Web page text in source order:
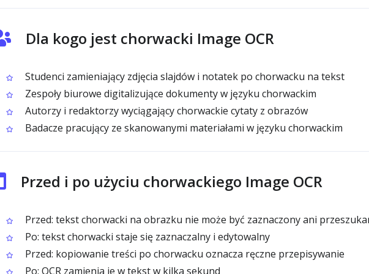
Dla kogo jest chorwacki Image OCR
Studenci zamieniający zdjęcia slajdów i notatek po chorwacku na tekst
Zespoły biurowe digitalizujące dokumenty w języku chorwackim
Autorzy i redaktorzy wyciągający chorwackie cytaty z obrazów
Badacze pracujący ze skanowanymi materiałami w języku chorwackim
Przed i po użyciu chorwackiego Image OCR
Przed: tekst chorwacki na obrazku nie może być zaznaczony ani
Po: tekst chorwacki staje się zaznaczalny i edytowalny
Przed: kopiowanie treści po chorwacku oznacza ręczne przepisywanie
Po: OCR zamienia je w tekst w kilka sekund